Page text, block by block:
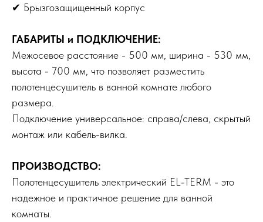
✔ Брызгозащищенный корпус
ГАБАРИТЫ и ПОДКЛЮЧЕНИЕ:
Межосевое расстояние - 500 мм, ширина - 530 мм,
высота - 700 мм, что позволяет разместить
полотенцесушитель в ванной комнате любого
размера.
Подключение универсальное: справа/слева, скрытый
монтаж или кабель-вилка.
ПРОИЗВОДСТВО:
Полотенцесушитель электрический EL-TERM - это
надежное и практичное решение для ванной
комнаты.